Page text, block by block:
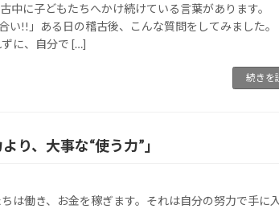
中に子どもたちへかけ続けている言葉があります。
い!!」ある日の稽古後、こんな質問をしてみました。
に、自分で […]
続きを
より、大事な“使う力”」
は働き、お金を稼ぎます。それは自分の努力で手に